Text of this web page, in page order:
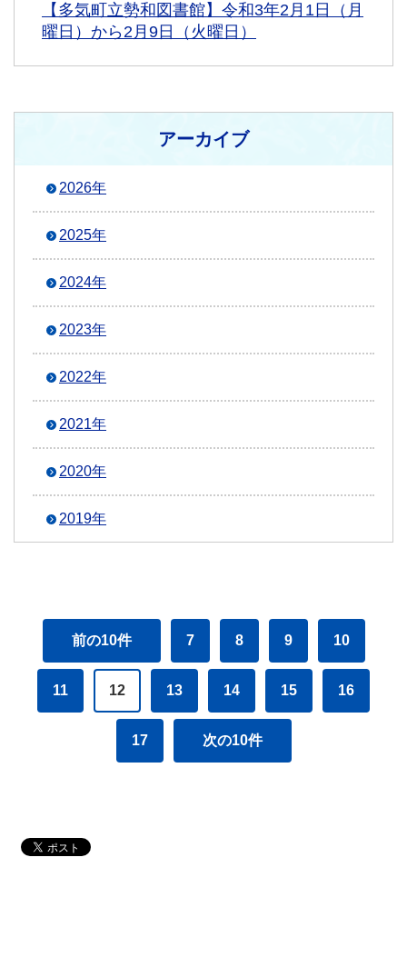
【多気町立勢和図書館】令和3年2月1日（月
曜日）から2月9日（火曜日）
アーカイブ
2026年
2025年
2024年
2023年
2022年
2021年
2020年
2019年
前の10件 7 8 9 10
11 12 13 14 15 16
17 次の10件